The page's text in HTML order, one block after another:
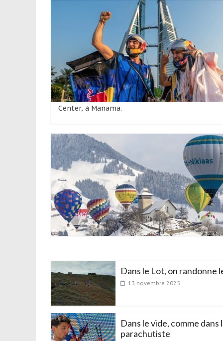
Center, à Manama.
Dans le Lot, on randonne
13 novembre 2025
Dans le vide, comme
parachutiste